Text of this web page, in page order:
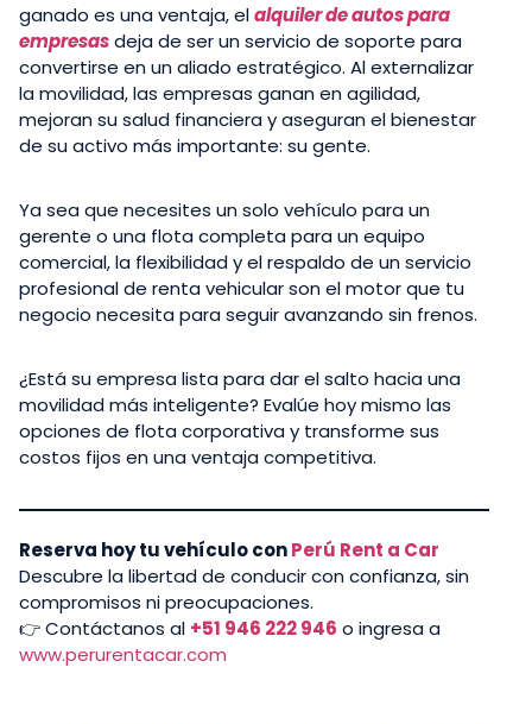
ganado es una ventaja, elalquiler de autos para
empresasdeja de ser un servicio de soporte para
convertirse en un aliado estratégico. Al externalizar
la movilidad, las empresas ganan en agilidad,
mejoran su salud financiera y aseguran el bienestar
de su activo más importante: su gente.
Ya sea que necesites un solo vehículo para un
gerente o una flota completa para un equipo
comercial, la flexibilidad y el respaldo de un servicio
profesional de renta vehicular son el motor que tu
negocio necesita para seguir avanzando sin frenos.
¿Está su empresa lista para dar el salto hacia una
movilidad más inteligente? Evalúe hoy mismo las
opciones de flota corporativa y transforme sus
costos fijos en una ventaja competitiva.
Reserva hoy tu vehículo conPerú Rent a Car
Descubre la libertad de conducir con confianza, sin
compromisos ni preocupaciones.
👉 Contáctanos al +51 946 222 946 o ingresa a
www.perurentacar.com